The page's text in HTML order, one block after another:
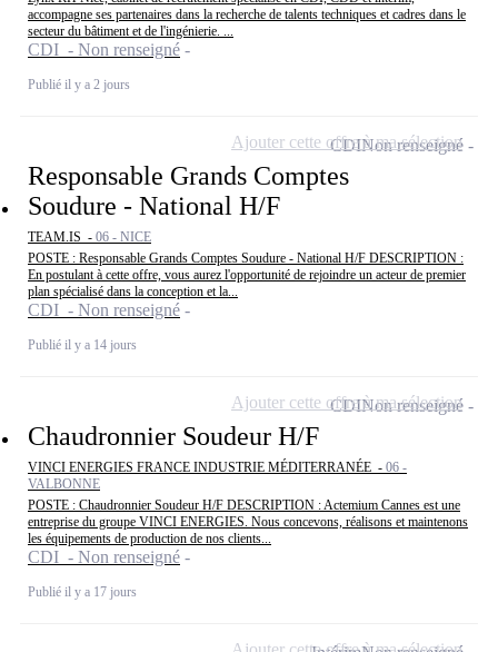
accompagne ses partenaires dans la recherche de talents techniques et cadres dans le
secteur du bâtiment et de l'ingénierie. ...
CDI - Non renseigné
Publié il y a 2 jours
Responsable Grands Comptes
Soudure - National H/F
TEAM.IS - 06 - NICE
POSTE : Responsable Grands Comptes Soudure - National H/F DESCRIPTION :
En postulant à cette offre, vous aurez l'opportunité de rejoindre un acteur de premier
plan spécialisé dans la conception et la...
CDI - Non renseigné
Publié il y a 14 jours
CDINon renseigné
Ajouter cette offre à ma sélection
Chaudronnier Soudeur H/F
VINCI ENERGIES FRANCE INDUSTRIE MÉDITERRANÉE - 06 -
VALBONNE
POSTE : Chaudronnier Soudeur H/F DESCRIPTION : Actemium Cannes est une
entreprise du groupe VINCI ENERGIES. Nous concevons, réalisons et maintenons
les équipements de production de nos clients...
CDI - Non renseigné
Publié il y a 17 jours
CDINon renseigné
Ajouter cette offre à ma sélection